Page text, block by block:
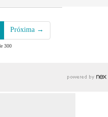
Próxima →
300